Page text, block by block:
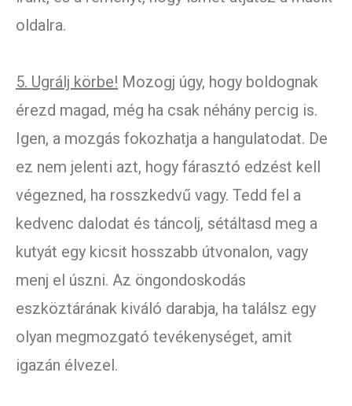
oldalra.
5. Ugrálj körbe! Mozogj úgy, hogy boldognak
érezd magad, még ha csak néhány percig is.
Igen, a mozgás fokozhatja a hangulatodat. De
ez nem jelenti azt, hogy fárasztó edzést kell
végezned, ha rosszkedvű vagy. Tedd fel a
kedvenc dalodat és táncolj, sétáltasd meg a
kutyát egy kicsit hosszabb útvonalon, vagy
menj el úszni. Az öngondoskodás
eszköztárának kiváló darabja, ha találsz egy
olyan megmozgató tevékenységet, amit
igazán élvezel.